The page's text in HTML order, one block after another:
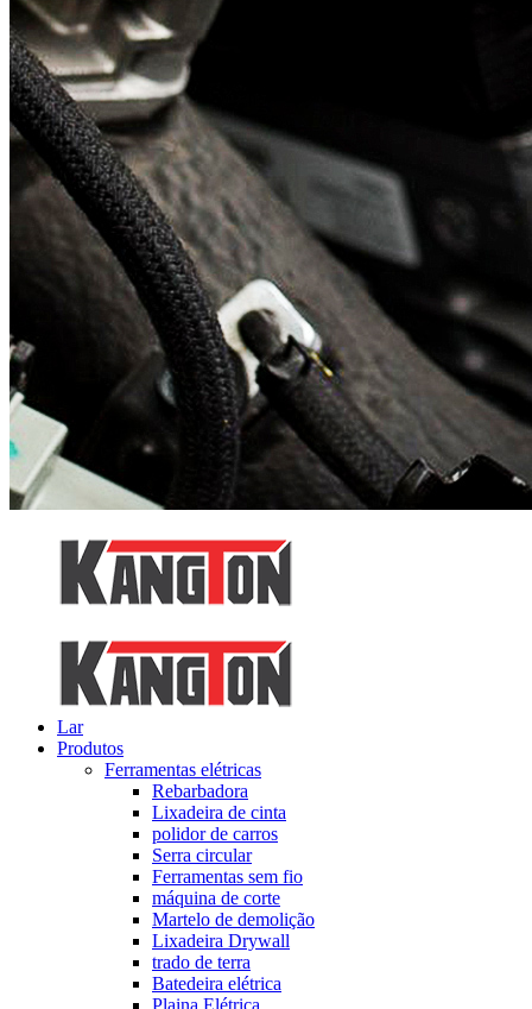
Lar
Produtos
Ferramentas elétricas
Rebarbadora
Lixadeira de cinta
polidor de carros
Serra circular
Ferramentas sem fio
máquina de corte
Martelo de demolição
Lixadeira Drywall
trado de terra
Batedeira elétrica
Plaina Elétrica